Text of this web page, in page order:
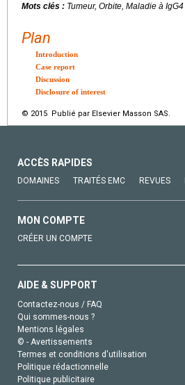
Mots clés : Tumeur, Orbite, Maladie à IgG4
Plan
Introduction
Case report
Discussion
Disclosure of interest
© 2015 Publié par Elsevier Masson SAS.
ACCÈS RAPIDES
DOMAINES TRAITÉS EMC REVUES
MON COMPTE
CRÉER UN COMPTE
AIDE & SUPPORT
Contactez-nous / FAQ
Qui sommes-nous ?
Mentions légales
© - Avertissements
Termes et conditions d'utilisation
Politique rédactionnelle
Politique publicitaire